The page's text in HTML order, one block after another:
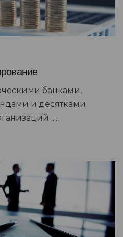
банками,
и десятками
.....